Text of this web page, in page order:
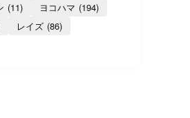
(11) ヨコハマ (194)
レイズ (86)